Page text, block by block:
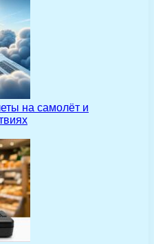
на самолёт и